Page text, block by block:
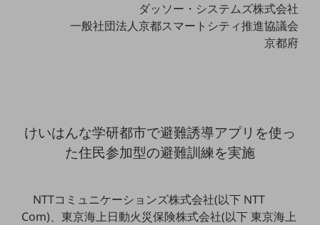
Smart Healthcare
地域経済のさらなる活性化に取り組みます
自治体・地域社会との共創
LGPF(Local Government Platform)
別ウィンドウで開きます
ダッソー・システムズ株式会社
一般社団法人京都スマートシティ推進協議会
京都府
けいはんな学研都市で避難誘導アプリを使っ
た住民参加型の避難訓練を実施
NTTコミュニケーションズ株式会社(以下 NTT
Com)、東京海上日動火災保険株式会社(以下 東京海上